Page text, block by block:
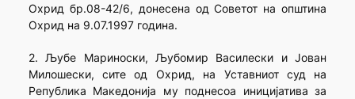
Охрид бр.08-42/6, донесена од Советот на општина
Охрид на 9.07.1997 година.
2. Љубе Мариноски, Љубомир Василески и Јован
Милошески, сите од Охрид, на Уставниот суд на
Република Македонија му поднесоа иницијатива за